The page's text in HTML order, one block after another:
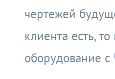
чертежей
клиента есть,
оборудование с